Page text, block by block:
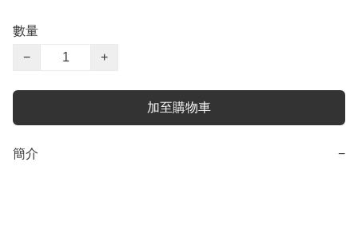
數量
−
+
加至購物車
簡介 −